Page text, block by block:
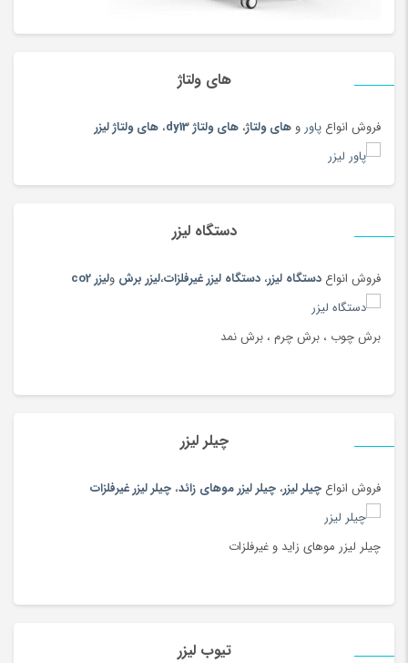
های ولتاژ
فروش انواع پاور و های ولتاژ، های ولتاژ dy13 ، های ولتاژ لیزر
دستگاه لیزر
فروش انواع دستگاه لیزر، دستگاه لیزر غیرفلزات،لیزر برش ولیزر co2
برش چوب ، برش چرم ، برش نمد
چیلر لیزر
فروش انواع چیلر لیزر، چیلر لیزر موهای زائد، چیلر لیزر غیرفلزات
چیلر لیزر موهای زاید و غیرفلزات
تیوب لیزر